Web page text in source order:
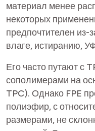
материал менее
некоторых
предпочтителен из-
влаге, истиранию,
Его часто путают с
сополимерами на
TPC). Однако FPE
полиэфир, с
размерами, не